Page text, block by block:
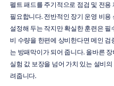
펠트 패드를 주기적으로 점검 및 전
필요합니다. 전반적인 장기 운영 비
설정해 두는 작지만 확실한 훈련은 필
비 수량을 한편에 상비한다면 메인
는 방패막이가 되어 줍니다. 올바른
실험 값 보장을 넘어 가치 있는 설비
려줍니다.